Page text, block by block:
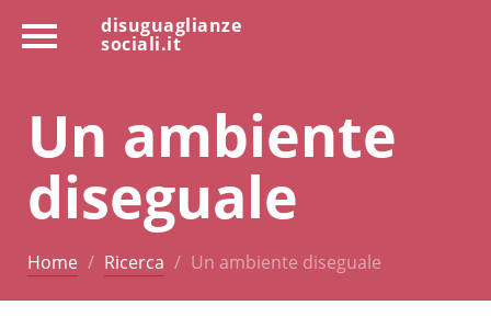
disuguaglianze
sociali.it
Un ambiente
diseguale
Home Ricerca Un ambiente diseguale